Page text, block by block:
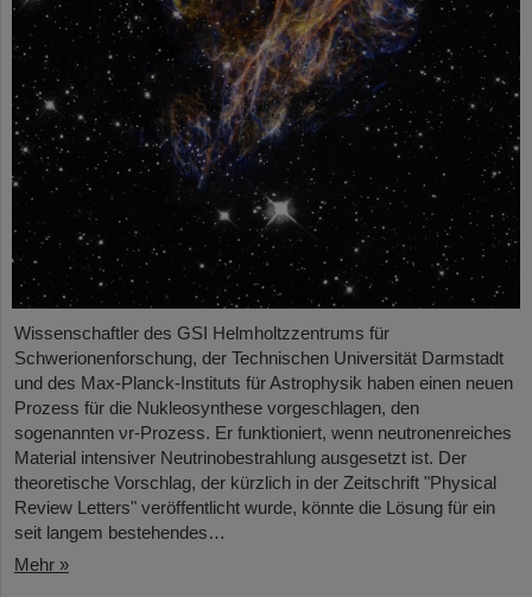
Wissenschaftler des GSI Helmholtzzentrums für
Schwerionenforschung, der Technischen Universität Darmstadt
und des Max-Planck-Instituts für Astrophysik haben einen neuen
Prozess für die Nukleosynthese vorgeschlagen, den
sogenannten νr-Prozess. Er funktioniert, wenn neutronenreiches
Material intensiver Neutrinobestrahlung ausgesetzt ist. Der
theoretische Vorschlag, der kürzlich in der Zeitschrift "Physical
Review Letters" veröffentlicht wurde, könnte die Lösung für ein
seit langem bestehendes…
Mehr »